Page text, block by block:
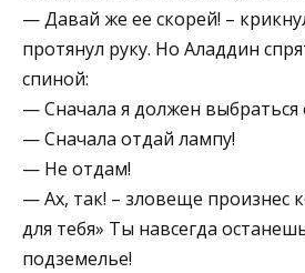
— Давай же ее скорей! –
протянул руку. Но Аладдин
спиной:
— Сначала я должен выбраться
— Сначала отдай лампу!
— Не отдам!
— Ах, так! – зловеще произнес
для тебя» Ты навсегда
подземелье!